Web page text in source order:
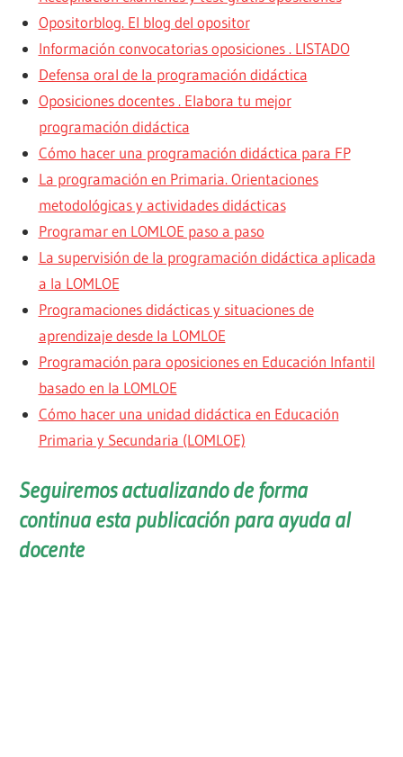
Opositorblog. El blog del opositor
Información convocatorias oposiciones . LISTADO
Defensa oral de la programación didáctica
Oposiciones docentes . Elabora tu mejor
programación didáctica
Cómo hacer una programación didáctica para FP
La programación en Primaria. Orientaciones
metodológicas y actividades didácticas
Programar en LOMLOE paso a paso
La supervisión de la programación didáctica aplicada
a la LOMLOE
Programaciones didácticas y situaciones de
aprendizaje desde la LOMLOE
Programación para oposiciones en Educación Infantil
basado en la LOMLOE
Cómo hacer una unidad didáctica en Educación
Primaria y Secundaria (LOMLOE)
Seguiremos actualizando de forma
continua esta publicación para ayuda al
docente